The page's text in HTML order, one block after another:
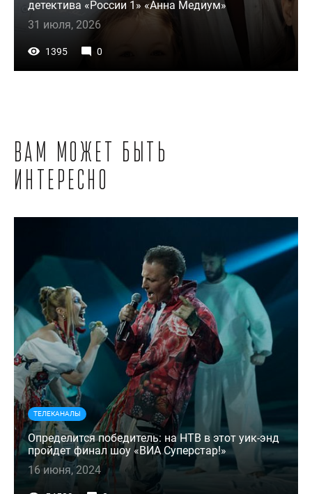
детектива «России 1» «Анна Медиум»
31 июля, 2026
1395 0
Вам может быть
интересно
ТЕЛЕКАНАЛЫ
Определится победитель: на НТВ в этот уик-энд
пройдет финал шоу «ВИА Суперстар!»
16 июня, 2024